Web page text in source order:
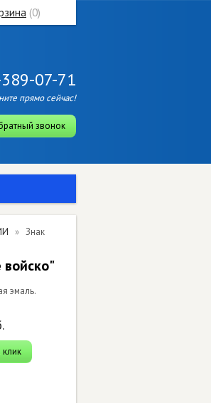
07-71
прямо сейчас!
звонок
Знак
войско"
эмаль.
клик
(0)